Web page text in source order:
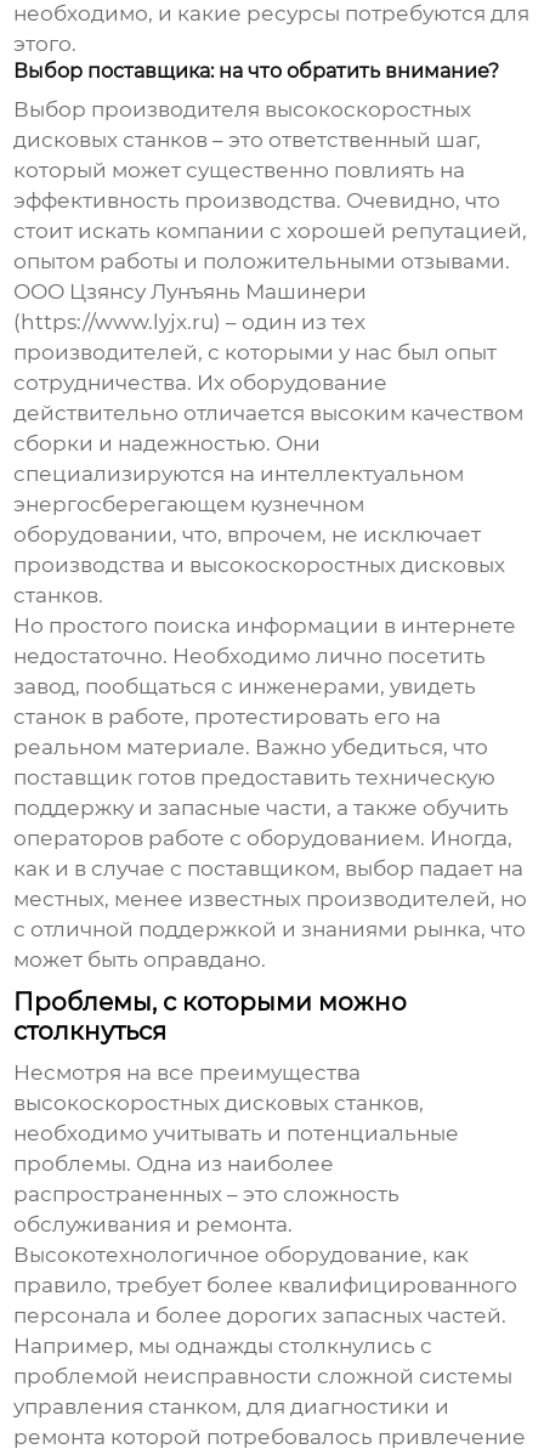
необходимо, и какие ресурсы потребуются для
этого.
Выбор поставщика: на что обратить внимание?
Выбор производителя высокоскоростных
дисковых станков – это ответственный шаг,
который может существенно повлиять на
эффективность производства. Очевидно, что
стоит искать компании с хорошей репутацией,
опытом работы и положительными отзывами.
ООО Цзянсу Лунъянь Машинери
(https://www.lyjx.ru) – один из тех
производителей, с которыми у нас был опыт
сотрудничества. Их оборудование
действительно отличается высоким качеством
сборки и надежностью. Они
специализируются на интеллектуальном
энергосберегающем кузнечном
оборудовании, что, впрочем, не исключает
производства и высокоскоростных дисковых
станков.
Но простого поиска информации в интернете
недостаточно. Необходимо лично посетить
завод, пообщаться с инженерами, увидеть
станок в работе, протестировать его на
реальном материале. Важно убедиться, что
поставщик готов предоставить техническую
поддержку и запасные части, а также обучить
операторов работе с оборудованием. Иногда,
как и в случае с поставщиком, выбор падает на
местных, менее известных производителей, но
с отличной поддержкой и знаниями рынка, что
может быть оправдано.
Проблемы, с которыми можно
столкнуться
Несмотря на все преимущества
высокоскоростных дисковых станков,
необходимо учитывать и потенциальные
проблемы. Одна из наиболее
распространенных – это сложность
обслуживания и ремонта.
Высокотехнологичное оборудование, как
правило, требует более квалифицированного
персонала и более дорогих запасных частей.
Например, мы однажды столкнулись с
проблемой неисправности сложной системы
управления станком, для диагностики и
ремонта которой потребовалось привлечение